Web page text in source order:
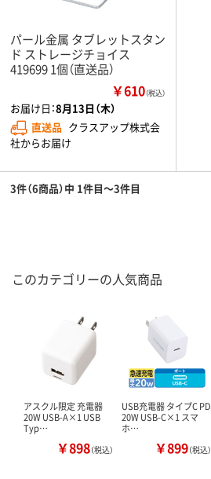
パール金属 タブレットスタン
ド ストレージチョイス
419699 1個（直送品）
￥610（税込）
お届け日：8月13日（木）
直送品 クラスアップ株式会
社からお届け
3件（6商品）中 1件目～3件目
このカテゴリーの人気商品
アスクル限定 充電器
20W USB-A×1 USB
Typ…
￥898（税込）
USB充電器 タイプC PD
20W USB-C×1 スマ
ホ…
￥899（税込）